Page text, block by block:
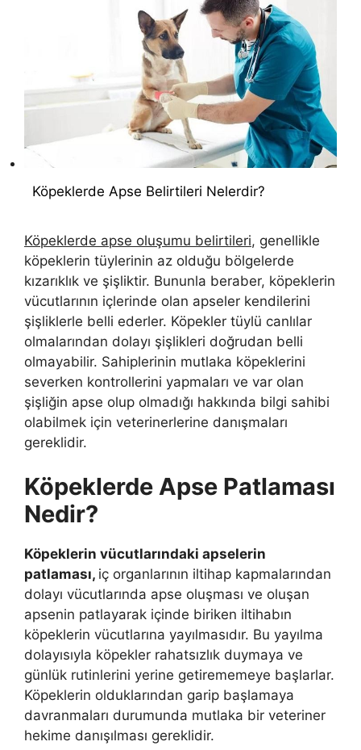
Köpeklerde Apse Belirtileri Nelerdir?
Köpeklerde apse oluşumu belirtileri, genellikle
köpeklerin tüylerinin az olduğu bölgelerde
kızarıklık ve şişliktir. Bununla beraber, köpeklerin
vücutlarının içlerinde olan apseler kendilerini
şişliklerle belli ederler. Köpekler tüylü canlılar
olmalarından dolayı şişlikleri doğrudan belli
olmayabilir. Sahiplerinin mutlaka köpeklerini
severken kontrollerini yapmaları ve var olan
şişliğin apse olup olmadığı hakkında bilgi sahibi
olabilmek için veterinerlerine danışmaları
gereklidir.
Köpeklerde Apse Patlaması
Nedir?
Köpeklerin vücutlarındaki apselerin
patlaması, iç organlarının iltihap kapmalarından
dolayı vücutlarında apse oluşması ve oluşan
apsenin patlayarak içinde biriken iltihabın
köpeklerin vücutlarına yayılmasıdır. Bu yayılma
dolayısıyla köpekler rahatsızlık duymaya ve
günlük rutinlerini yerine getirememeye başlarlar.
Köpeklerin olduklarından garip başlamaya
davranmaları durumunda mutlaka bir veteriner
hekime danışılması gereklidir.